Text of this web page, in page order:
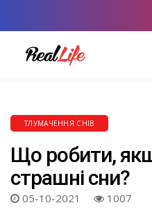
ТЛУМАЧЕННЯ СНІВ
Що робити,
страшні сни?
05-10-2021 1007